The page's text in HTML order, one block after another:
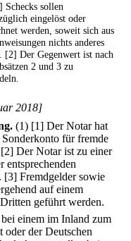
Schecks sollen
eingelöst oder
werden, soweit sich aus
nichts anderes
[2] Der Gegenwert ist nach
2 und 3 zu
2018]
(1) [1] Der Notar hat
für fremde
[2] Der Notar ist zu einer
entsprechenden
[3] Fremdgelder sowie
auf einem
geführt werden.
einem im Inland zum
oder der Deutschen